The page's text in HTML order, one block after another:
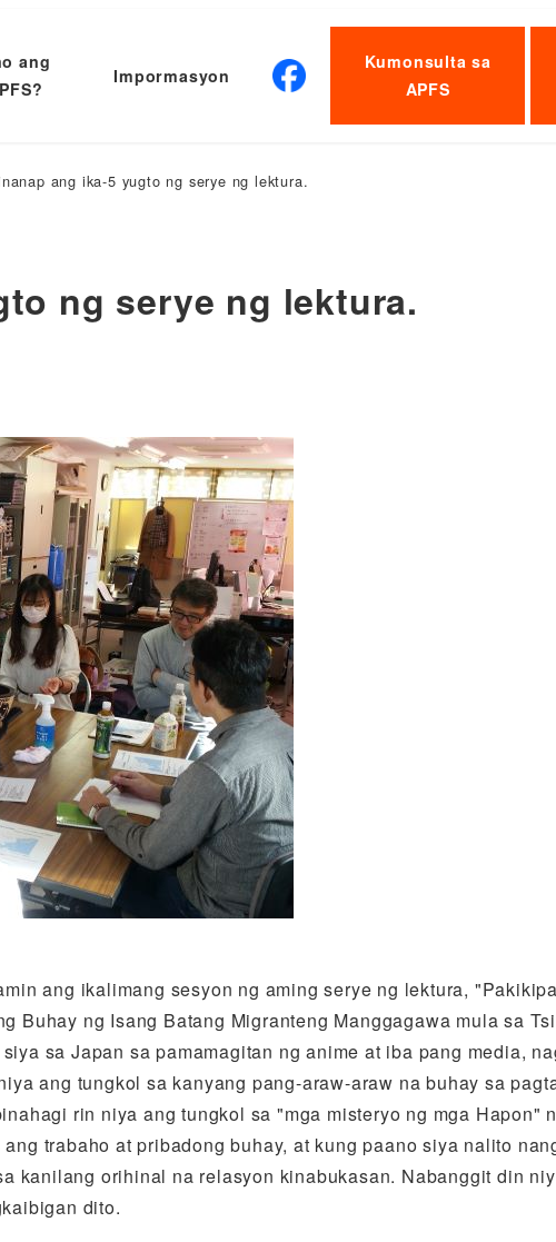
ang
Impormasyon
Kumonsulta sa
APFS
ang ika-5 yugto ng serye ng lektura.
ng serye ng lektura.
ang ikalimang sesyon ng aming serye ng lektura,
Buhay ng Isang Batang Migranteng Manggagawa mula sa
sa Japan sa pamamagitan ng anime at iba pang media,
ang tungkol sa kanyang pang-araw-araw na buhay sa
rin niya ang tungkol sa "mga misteryo ng mga Hapon"
trabaho at pribadong buhay, at kung paano siya nalito
kanilang orihinal na relasyon kinabukasan. Nabanggit din
dito.